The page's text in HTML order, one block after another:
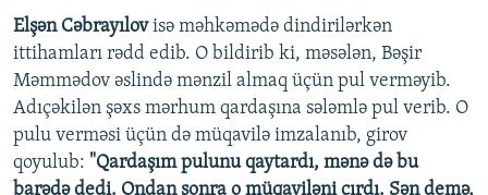
Elşən Cəbrayılovisə məhkəmədə dindirilərkən
ittihamları rədd edib. O bildirib ki, məsələn, Bəşir
Məmmədov əslində mənzil almaq üçün pul verməyib.
Adıçəkilən şəxs mərhum qardaşına sələmlə pul verib. O
pulu verməsi üçün də müqavilə imzalanıb, girov
qoyulub: "Qardaşım pulunu qaytardı, mənə də bu
barədə dedi. Ondan sonra o müqaviləni cırdı. Sən demə,